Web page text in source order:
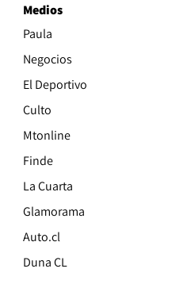
Medios
Paula
Negocios
El Deportivo
Culto
Mtonline
Finde
La Cuarta
Glamorama
Auto.cl
Duna CL